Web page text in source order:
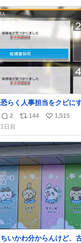
放っておくと永遠に髪撫
い() 156cm40kg、年中日焼け止めとお友達の
数
ス
ト
ね
数
恐らく人事担当をクビに
るが‥‥‥
返
信
数
2
リ
ス
ト
144
い
ね
数
1,515
1日前
ちいかわ分からんけど、